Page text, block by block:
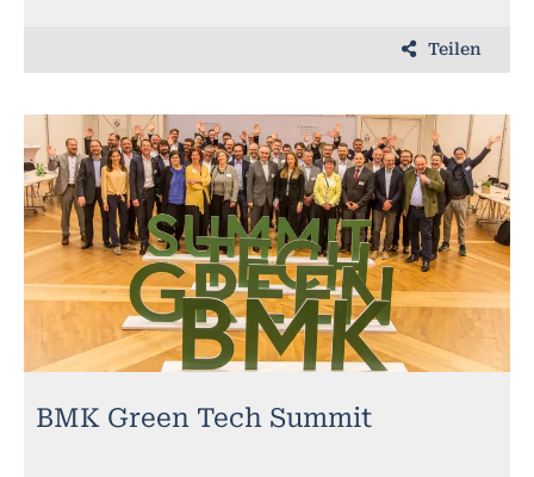
Teilen
BMK Green Tech Summit